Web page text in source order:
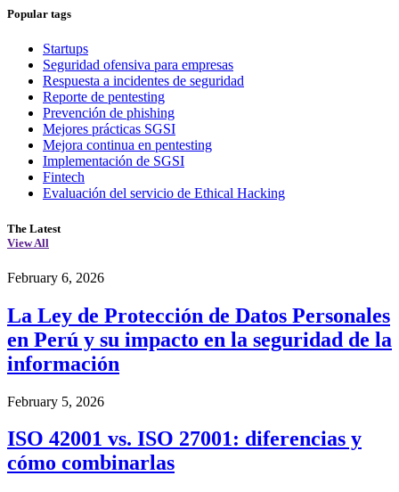
Popular tags
Startups
Seguridad ofensiva para empresas
Respuesta a incidentes de seguridad
Reporte de pentesting
Prevención de phishing
Mejores prácticas SGSI
Mejora continua en pentesting
Implementación de SGSI
Fintech
Evaluación del servicio de Ethical Hacking
The Latest
View All
February 6, 2026
La Ley de Protección de Datos Personales
en Perú y su impacto en la seguridad de la
información
February 5, 2026
ISO 42001 vs. ISO 27001: diferencias y
cómo combinarlas